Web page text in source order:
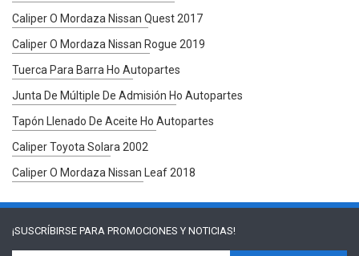
Caliper O Mordaza Nissan Quest 2017
Caliper O Mordaza Nissan Rogue 2019
Tuerca Para Barra Ho Autopartes
Junta De Múltiple De Admisión Ho Autopartes
Tapón Llenado De Aceite Ho Autopartes
Caliper Toyota Solara 2002
Caliper O Mordaza Nissan Leaf 2018
¡SUSCRÍBIRSE PARA PROMOCIONES Y NOTICIAS!